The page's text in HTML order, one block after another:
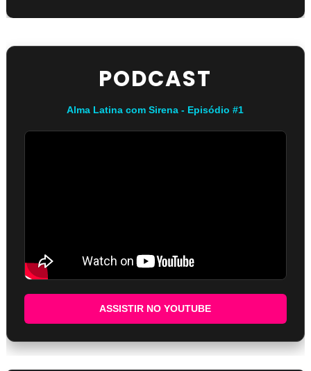
PODCAST
Alma Latina com Sirena - Episódio #1
ASSISTIR NO YOUTUBE